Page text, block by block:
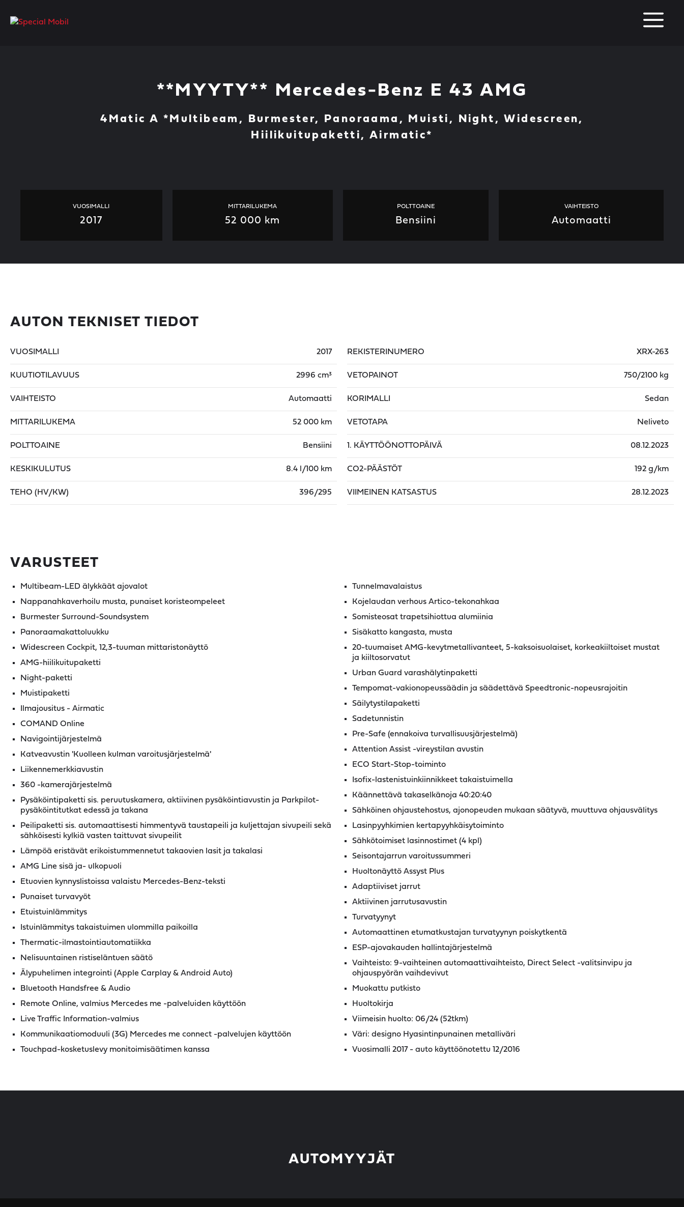
**MYYTY** Mercedes-Benz E 43 AMG
4Matic A *Multibeam, Burmester, Panoraama, Muisti, Night, Widescreen,
Hiilikuitupaketti, Airmatic*
VUOSIMALLI
2017
MITTARILUKEMA
52 000 km
POLTTOAINE
Bensiini
VAIHTEISTO
Automaatti
AUTON TEKNISET TIEDOT
VUOSIMALLI 2017
KUUTIOTILAVUUS 2996 cm³
VAIHTEISTO Automaatti
MITTARILUKEMA 52 000 km
POLTTOAINE Bensiini
KESKIKULUTUS 8.4 l/100 km
TEHO (HV/KW) 396/295
REKISTERINUMERO XRX-263
VETOPAINOT 750/2100 kg
KORIMALLI Sedan
VETOTAPA Neliveto
1. KÄYTTÖÖNOTTOPÄIVÄ 08.12.2023
CO2-PÄÄSTÖT 192 g/km
VIIMEINEN KATSASTUS 28.12.2023
VARUSTEET
Multibeam-LED älykkäät ajovalot
Nappanahkaverhoilu musta, punaiset koristeompeleet
Burmester Surround-Soundsystem
Panoraamakattoluukku
Widescreen Cockpit, 12,3-tuuman mittaristonäyttö
AMG-hiilikuitupaketti
Night-paketti
Muistipaketti
Ilmajousitus - Airmatic
COMAND Online
Navigointijärjestelmä
Katveavustin 'Kuolleen kulman varoitusjärjestelmä'
Liikennemerkkiavustin
360 -kamerajärjestelmä
Pysäköintipaketti sis. peruutuskamera, aktiivinen pysäköintiavustin ja Parkpilot-
pysäköintitutkat edessä ja takana
Peilipaketti sis. automaattisesti himmentyvä taustapeili ja kuljettajan sivupeili sekä
sähköisesti kylkiä vasten taittuvat sivupeilit
Lämpöä eristävät erikoistummennetut takaovien lasit ja takalasi
AMG Line sisä ja- ulkopuoli
Etuovien kynnyslistoissa valaistu Mercedes-Benz-teksti
Punaiset turvavyöt
Etuistuinlämmitys
Istuinlämmitys takaistuimen ulommilla paikoilla
Thermatic-ilmastointiautomatiikka
Nelisuuntainen ristiseläntuen säätö
Älypuhelimen integrointi (Apple Carplay & Android Auto)
Bluetooth Handsfree & Audio
Remote Online, valmius Mercedes me -palveluiden käyttöön
Live Traffic Information-valmius
Kommunikaatiomoduuli (3G) Mercedes me connect -palvelujen käyttöön
Touchpad-kosketuslevy monitoimisäätimen kanssa
Tunnelmavalaistus
Kojelaudan verhous Artico-tekonahkaa
Somisteosat trapetsihiottua alumiinia
Sisäkatto kangasta, musta
20-tuumaiset AMG-kevytmetallivanteet, 5-kaksoisuolaiset, korkeakiiltoiset mustat
ja kiiltosorvatut
Urban Guard varashälytinpaketti
Tempomat-vakionopeussäädin ja säädettävä Speedtronic-nopeusrajoitin
Säilytystilapaketti
Sadetunnistin
Pre-Safe (ennakoiva turvallisuusjärjestelmä)
Attention Assist -vireystilan avustin
ECO Start-Stop-toiminto
Isofix-lastenistuinkiinnikkeet takaistuimella
Käännettävä takaselkänoja 40:20:40
Sähköinen ohjaustehostus, ajonopeuden mukaan säätyvä, muuttuva ohjausvälitys
Lasinpyyhkimien kertapyyhkäisytoiminto
Sähkötoimiset lasinnostimet (4 kpl)
Seisontajarrun varoitussummeri
Huoltonäyttö Assyst Plus
Adaptiiviset jarrut
Aktiivinen jarrutusavustin
Turvatyynyt
Automaattinen etumatkustajan turvatyynyn poiskytkentä
ESP-ajovakauden hallintajärjestelmä
Vaihteisto: 9-vaihteinen automaattivaihteisto, Direct Select -valitsinvipu ja
ohjauspyörän vaihdevivut
Muokattu putkisto
Huoltokirja
Viimeisin huolto: 06/24 (52tkm)
Väri: designo Hyasintinpunainen metalliväri
Vuosimalli 2017 - auto käyttöönotettu 12/2016
AUTOMYYJÄT